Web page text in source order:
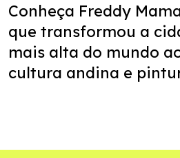
Conheça Freddy
que transformou a
mais alta do mundo
cultura andina e